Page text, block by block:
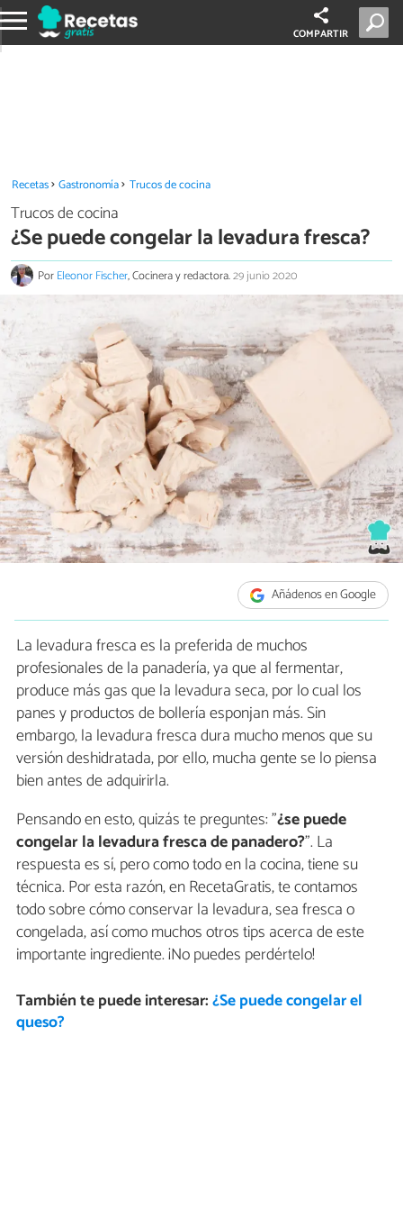
COMPARTIR
Recetas Gastronomía Trucos de cocina
Trucos de cocina
¿Se puede congelar la levadura fresca?
PorEleonor Fischer, Cocinera y redactora.29 junio 2020
Añádenos en Google
La levadura fresca es la preferida de muchos
profesionales de la panadería, ya que al fermentar,
produce más gas que la levadura seca, por lo cual los
panes y productos de bollería esponjan más. Sin
embargo, la levadura fresca dura mucho menos que su
versión deshidratada, por ello, mucha gente se lo piensa
bien antes de adquirirla.
Pensando en esto, quizás te preguntes: "¿se puede
congelar la levadura fresca de panadero?". La
respuesta es sí, pero como todo en la cocina, tiene su
técnica. Por esta razón, en RecetaGratis, te contamos
todo sobre cómo conservar la levadura, sea fresca o
congelada, así como muchos otros tips acerca de este
importante ingrediente. ¡No puedes perdértelo!
También te puede interesar:¿Se puede congelar el
queso?